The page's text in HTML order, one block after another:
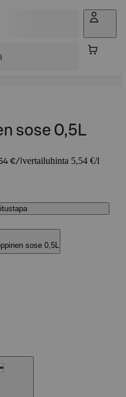
sose 0,5L
€/l vertailuhinta 5,54 €/l
sose 0,5L